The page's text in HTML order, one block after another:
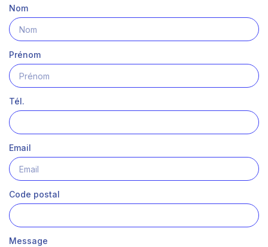
Nom
Prénom
Tél.
Email
Code postal
Message